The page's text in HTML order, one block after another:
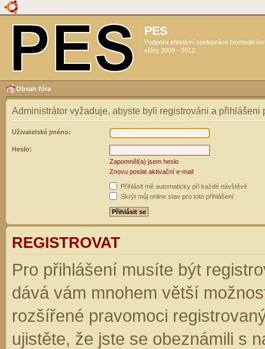
PES
Podpora efektivní spolupráce
sféry 2009 - 2012
Obsah fóra
Administrátor vyžaduje, abyste byli registrováni a přihlášeni
Uživatelské jméno:
Heslo:
Zapomněl(a) jsem heslo
Znovu poslat aktivační e-mail
Přihlásit mě automaticky při každé návštěvě
Skrýt můj online stav pro toto přihlášení
REGISTROVAT
Pro přihlášení musíte být
dává vám mnohem větší
rozšířené pravomoci
ujistěte, že jste se obeznámili s